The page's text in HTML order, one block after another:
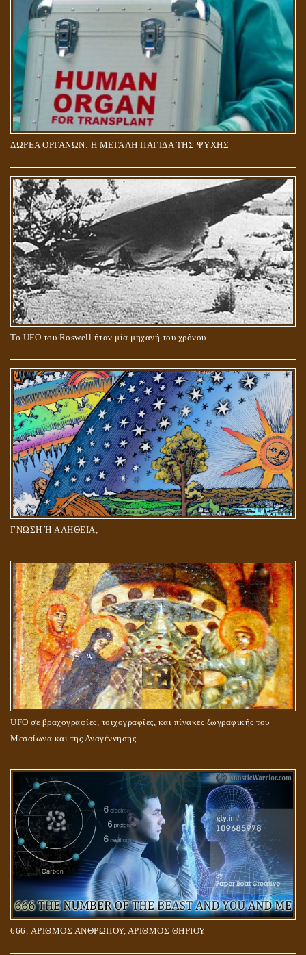
ΔΩΡΕΑ ΟΡΓΑΝΩΝ: Η ΜΕΓΑΛΗ ΠΑΓΙΔΑ ΤΗΣ ΨΥΧΗΣ
Το UFO του Roswell ήταν μία μηχανή του χρόνου
ΓΝΩΣΗ Ή ΑΛΗΘΕΙΑ;
UFO σε βραχογραφίες, τοιχογραφίες, και πίνακες ζωγραφικής του
Μεσαίωνα και της Αναγέννησης
666: ΑΡΙΘΜΟΣ ΑΝΘΡΩΠΟΥ, ΑΡΙΘΜΟΣ ΘΗΡΙΟΥ